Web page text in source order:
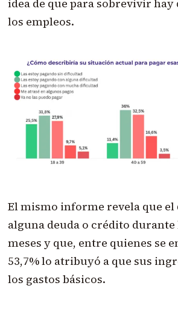
idea de que para sobrevivir
los empleos.
El mismo informe revela que el
alguna deuda o crédito
meses y que, entre quienes se
53,7% lo atribuyó a que sus
los gastos básicos.